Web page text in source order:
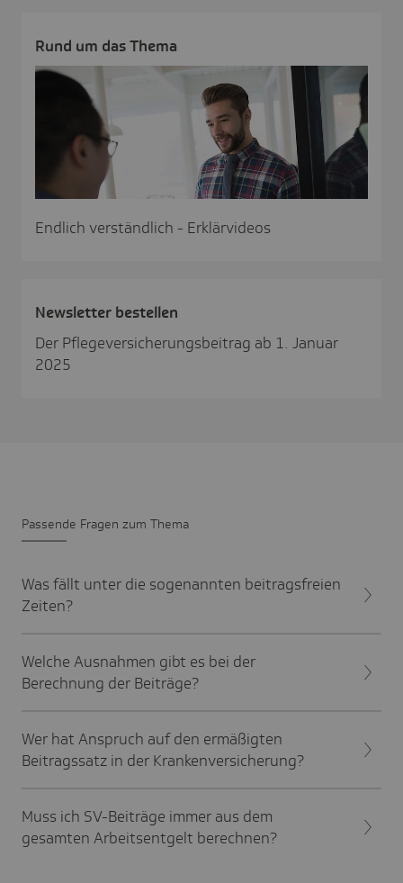
Rund um das Thema
Endlich verständlich - Erklärvideos
News­letter bestellen
Der Pflegeversicherungsbeitrag ab 1. Januar
2025
Passende Fragen zum Thema
Was fällt unter die sogenannten beitragsfreien
Zeiten?
Welche Ausnahmen gibt es bei der
Berechnung der Beiträge?
Wer hat Anspruch auf den ermäßigten
Beitragssatz in der Krankenversicherung?
Muss ich SV-Beiträge immer aus dem
gesamten Arbeitsentgelt berechnen?